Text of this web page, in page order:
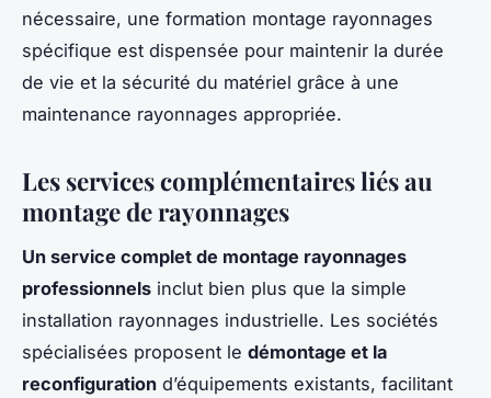
nécessaire, une formation montage rayonnages
spécifique est dispensée pour maintenir la durée
de vie et la sécurité du matériel grâce à une
maintenance rayonnages appropriée.
Les services complémentaires liés au
montage de rayonnages
Un service complet de montage rayonnages
professionnels inclut bien plus que la simple
installation rayonnages industrielle. Les sociétés
spécialisées proposent le démontage et la
reconfiguration d’équipements existants, facilitant